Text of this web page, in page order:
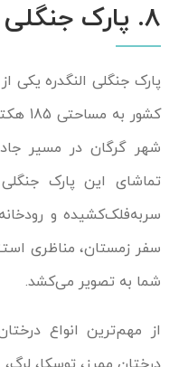
8. پارک جنگلی النگدره در گرگان
پارک جنگلی النگدره یکی
شهر گرگان در مسیر
تماشای این پارک جنگلی
سربه‌فلک‌کشیده و
سفر زمستان، مناظری
شما به تصویر می‌کشد.
از مهم‌ترین انواع